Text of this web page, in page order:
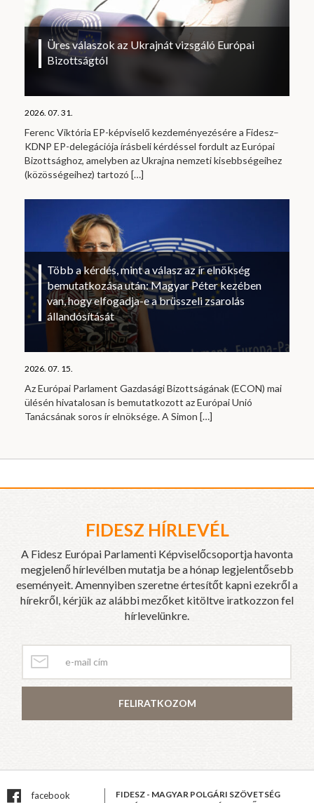
Üres válaszok az Ukrajnát vizsgáló Európai
Bizottságtól
2026. 07. 31.
Ferenc Viktória EP-képviselő kezdeményezésére a Fidesz–
KDNP EP-delegációja írásbeli kérdéssel fordult az Európai
Bizottsághoz, amelyben az Ukrajna nemzeti kisebbségeihez
(közösségeihez) tartozó […]
Több a kérdés, mint a válasz az ír elnökség
bemutatkozása után: Magyar Péter kezében
van, hogy elfogadja-e a brüsszeli zsarolás
állandósítását
2026. 07. 15.
Az Európai Parlament Gazdasági Bizottságának (ECON) mai
ülésén hivatalosan is bemutatkozott az Európai Unió
Tanácsának soros ír elnöksége. A Simon […]
FIDESZ HÍRLEVÉL
A Fidesz Európai Parlamenti Képviselőcsoportja havonta
megjelenő hírlevélben mutatja be a hónap legjelentősebb
eseményeit. Amennyiben szeretne értesítőt kapni ezekről a
hírekről, kérjük az alábbi mezőket kitöltve iratkozzon fel
hírlevelünkre.
FELIRATKOZOM
facebook
FIDESZ - MAGYAR POLGÁRI SZÖVETSÉG